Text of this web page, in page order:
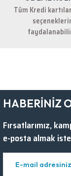
Tüm Kredi
HABERİNİZ
Fırsatlarımız,
e-posta almak